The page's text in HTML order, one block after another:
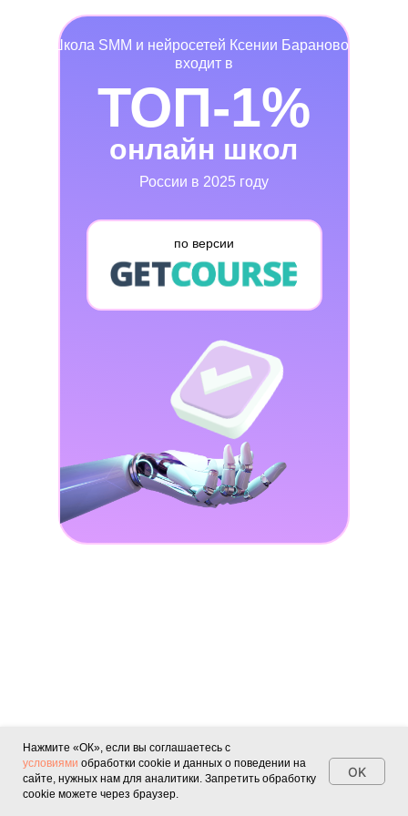
Нажмите «ОК», если вы соглашаетесь с
условиями обработки cookie и данных о поведении на
сайте, нужных нам для аналитики. Запретить обработку
cookie можете через браузер.
OK
ТОП-1%
онлайн школ
Школа SMM и нейросетей Ксении Барановой
входит в
России в 2025 году
по версии